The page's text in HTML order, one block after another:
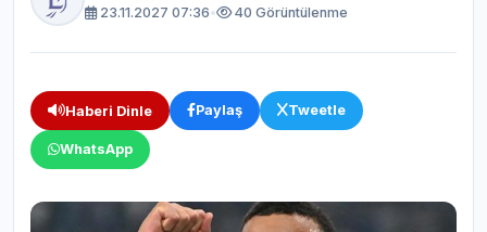
23.11.2027 07:36• 40 Görüntülenme
Haberi Dinle Paylaş Tweetle
WhatsApp